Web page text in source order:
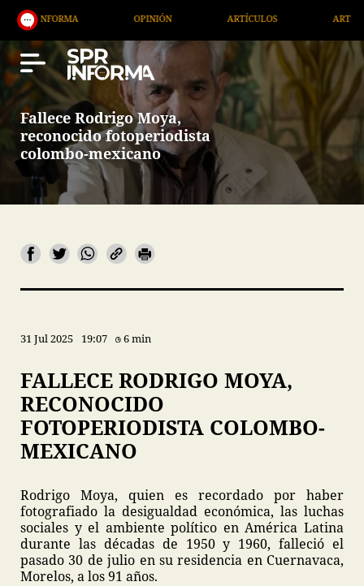
OPINIÓN ARTÍCULOS ARTE / ENTRETENIMIENTO
Fallece Rodrigo Moya,
reconocido fotoperiodista
colombo-mexicano
31 Jul 2025 19:07 6 min
FALLECE RODRIGO MOYA,
RECONOCIDO
FOTOPERIODISTA COLOMBO-
MEXICANO
Rodrigo Moya, quien es recordado por haber
fotografiado la desigualdad económica, las luchas
sociales y el ambiente político en América Latina
durante las décadas de 1950 y 1960, falleció el
pasado 30 de julio en su residencia en Cuernavaca,
Morelos, a los 91 años.